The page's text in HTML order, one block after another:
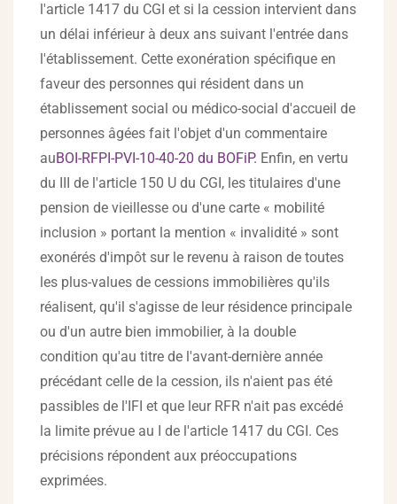
l'article 1417 du CGI et si la cession intervient dans
un délai inférieur à deux ans suivant l'entrée dans
l'établissement. Cette exonération spécifique en
faveur des personnes qui résident dans un
établissement social ou médico-social d'accueil de
personnes âgées fait l'objet d'un commentaire
auBOI-RFPI-PVI-10-40-20 du BOFiP. Enfin, en vertu
du III de l'article 150 U du CGI, les titulaires d'une
pension de vieillesse ou d'une carte « mobilité
inclusion » portant la mention « invalidité » sont
exonérés d'impôt sur le revenu à raison de toutes
les plus-values de cessions immobilières qu'ils
réalisent, qu'il s'agisse de leur résidence principale
ou d'un autre bien immobilier, à la double
condition qu'au titre de l'avant-dernière année
précédant celle de la cession, ils n'aient pas été
passibles de l'IFI et que leur RFR n'ait pas excédé
la limite prévue au I de l'article 1417 du CGI. Ces
précisions répondent aux préoccupations
exprimées.